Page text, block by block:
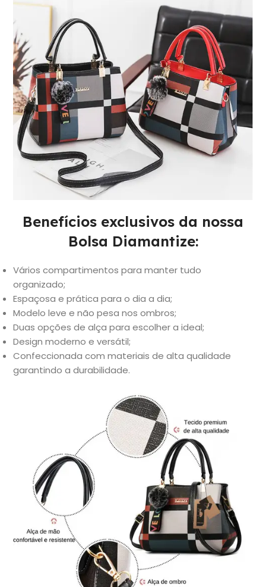
Benefícios exclusivos da nossa
Bolsa Diamantize:
Vários compartimentos para manter tudo
organizado;
Espaçosa e prática para o dia a dia;
Modelo leve e não pesa nos ombros;
Duas opções de alça para escolher a ideal;
Design moderno e versátil;
Confeccionada com materiais de alta qualidade
garantindo a durabilidade.